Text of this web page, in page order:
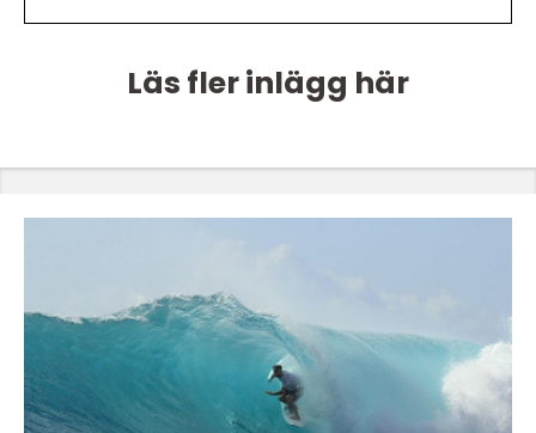
Läs fler inlägg här